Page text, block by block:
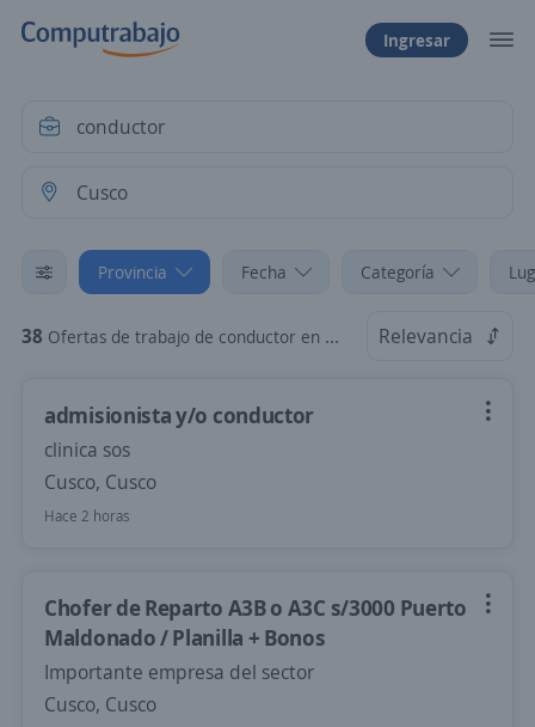
Ingresar
Provincia Fecha Categoría
38 Ofertas de trabajo de conductor en Cusco Relevancia
admisionista y/o conductor
clinica sos
Cusco, Cusco
Hace 2 horas
Chofer de Reparto A3B o A3C s/3000 Puerto
Maldonado / Planilla + Bonos
Importante empresa del sector
Cusco, Cusco